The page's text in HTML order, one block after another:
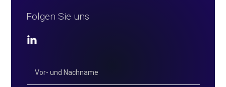
Folgen Sie uns